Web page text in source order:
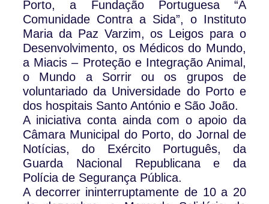
Porto, a Fundação Portuguesa “A
Comunidade Contra a Sida”, o Instituto
Maria da Paz Varzim, os Leigos para o
Desenvolvimento, os Médicos do Mundo,
a Miacis – Proteção e Integração Animal,
o Mundo a Sorrir ou os grupos de
voluntariado da Universidade do Porto e
dos hospitais Santo António e São João.
A iniciativa conta ainda com o apoio da
Câmara Municipal do Porto, do Jornal de
Notícias, do Exército Português, da
Guarda Nacional Republicana e da
Polícia de Segurança Pública.
A decorrer ininterruptamente de 10 a 20